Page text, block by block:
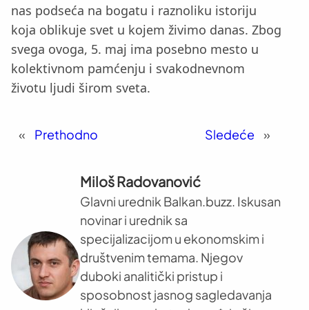
nas podseća na bogatu i raznoliku istoriju
koja oblikuje svet u kojem živimo danas. Zbog
svega ovoga, 5. maj ima posebno mesto u
kolektivnom pamćenju i svakodnevnom
životu ljudi širom sveta.
« Prethodno Sledeće »
Miloš Radovanović
Glavni urednik Balkan.buzz. Iskusan
novinar i urednik sa
specijalizacijom u ekonomskim i
društvenim temama. Njegov
duboki analitički pristup i
sposobnost jasnog sagledavanja